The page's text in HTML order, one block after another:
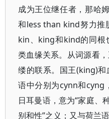
成为王位继任者，那哈
和less than kind努力推
kin、king和kind的同根
类血缘关系。从词源看
缕的联系。国王(king)
语中分别为cynn和cyng
日耳曼语，意为“家庭、
别和性”之义；又与荷兰